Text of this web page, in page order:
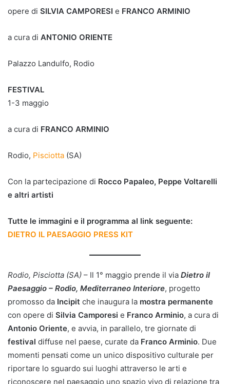
opere di SILVIA CAMPORESI e FRANCO ARMINIO
a cura di ANTONIO ORIENTE
Palazzo Landulfo, Rodio
FESTIVAL
1-3 maggio
a cura di FRANCO ARMINIO
Rodio, Pisciotta (SA)
Con la partecipazione di Rocco Papaleo, Peppe Voltarelli
e altri artisti
Tutte le immagini e il programma al link seguente:
DIETRO IL PAESAGGIO PRESS KIT
Rodio, Pisciotta (SA) – Il 1° maggio prende il via Dietro il
Paesaggio – Rodio, Mediterraneo Interiore, progetto
promosso da Incipit che inaugura la mostra permanente
con opere di Silvia Camporesi e Franco Arminio, a cura di
Antonio Oriente, e avvia, in parallelo, tre giornate di
festival diffuse nel paese, curate da Franco Arminio. Due
momenti pensati come un unico dispositivo culturale per
riportare lo sguardo sui luoghi attraverso le arti e
riconoscere nel paesaggio uno spazio vivo di relazione tra